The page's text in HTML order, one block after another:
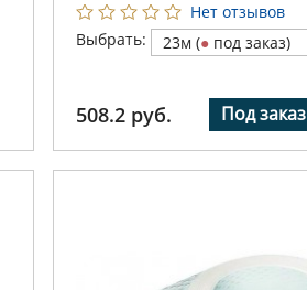
Нет отзывов
Выбрать:
23м (● под заказ)
508.2 руб. Под заказ